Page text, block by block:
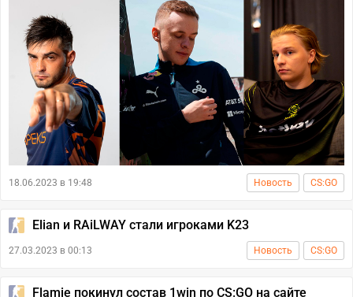
18.06.2023 в 19:48 Новость CS:GO
Elian и RAiLWAY стали игроками K23
27.03.2023 в 00:13 Новость CS:GO
Flamie покинул состав 1win по CS:GO на сайте